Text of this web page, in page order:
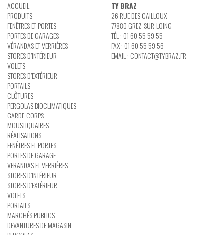
ACCUEIL
PRODUITS
FENÊTRES ET PORTES
PORTES DE GARAGES
VÉRANDAS ET VERRIÈRES
STORES D’INTÉRIEUR
VOLETS
STORES D’EXTÉRIEUR
PORTAILS
CLÔTURES
PERGOLAS BIOCLIMATIQUES
GARDE-CORPS
MOUSTIQUAIRES
RÉALISATIONS
FENÊTRES ET PORTES
PORTES DE GARAGE
VERANDAS ET VERRIÈRES
STORES D’INTÉRIEUR
STORES D’EXTÉRIEUR
VOLETS
PORTAILS
MARCHÉS PUBLICS
DEVANTURES DE MAGASIN
TY BRAZ
26 RUE DES CAILLOUX
77880 GREZ-SUR-LOING
TÉL : 01 60 55 59 55
FAX : 01 60 55 59 56
EMAIL : CONTACT@TYBRAZ.FR